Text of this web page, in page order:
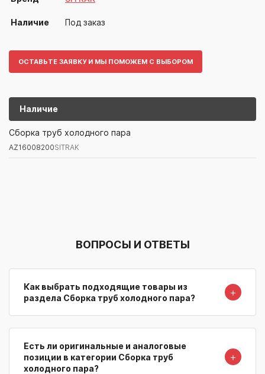
Наличие Под заказ
ОСТАВЬТЕ ЗАЯВКУ И МЫ ПОМОЖЕМ С ВЫБОРОМ
Наличие
Артикул/БрендНаименование
AZ16008200SITRAK
Сборка труб холодного пара
AZ16008200SITRAK
ВОПРОСЫ И ОТВЕТЫ
Как выбрать подходящие товары из
раздела Сборка труб холодного пара?
＋
Есть ли оригинальные и аналоговые
позиции в категории Сборка труб
холодного пара?
＋